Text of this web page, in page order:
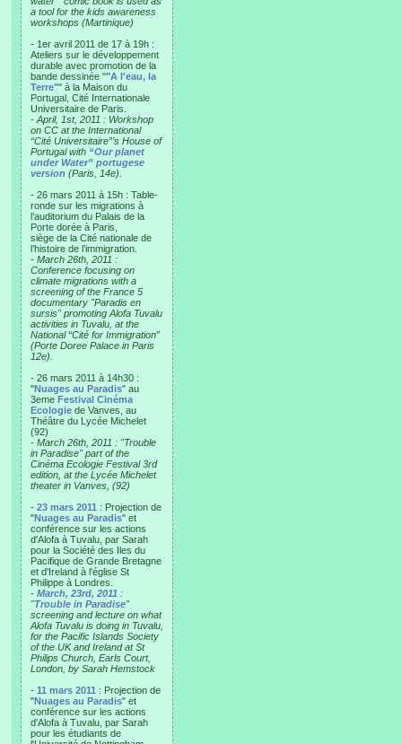
a tool for the kids awareness
workshops (Martinique)
- 1er avril 2011 de 17 à 19h :
Ateliers sur le développement
durable avec promotion de la
bande dessinée ""A l'eau, la
Terre"" à la Maison du
Portugal, Cité Internationale
Universitaire de Paris.
- April, 1st, 2011 : Workshop
on CC at the International
“Cité Universitaire”’s House of
Portugal with “Our planet
under Water” portugese
version (Paris, 14e).
- 26 mars 2011 à 15h : Table-
ronde sur les migrations à
l’auditorium du Palais de la
Porte dorée à Paris,
siège de la Cité nationale de
l’histoire de l’immigration.
- March 26th, 2011 :
Conference focusing on
climate migrations with a
screening of the France 5
documentary "Paradis en
sursis" promoting Alofa Tuvalu
activities in Tuvalu, at the
National “Cité for Immigration”
(Porte Doree Palace in Paris
12e).
- 26 mars 2011 à 14h30 :
"Nuages au Paradis" au
3eme Festival Cinéma
Ecologie de Vanves, au
Théâtre du Lycée Michelet
(92)
- March 26th, 2011 : "Trouble
in Paradise" part of the
Cinéma Ecologie Festival 3rd
edition, at the Lycée Michelet
theater in Vanves, (92)
- 23 mars 2011 : Projection de
"Nuages au Paradis" et
conférence sur les actions
d'Alofa à Tuvalu, par Sarah
pour la Société des Iles du
Pacifique de Grande Bretagne
et d'Ireland à l'église St
Philippe à Londres.
- March, 23rd, 2011 :
"Trouble in Paradise"
screening and lecture on what
Alofa Tuvalu is doing in Tuvalu,
for the Pacific Islands Society
of the UK and Ireland at St
Philips Church, Earls Court,
London, by Sarah Hemstock
- 11 mars 2011 : Projection de
"Nuages au Paradis" et
conférence sur les actions
d'Alofa à Tuvalu, par Sarah
pour les étudiants de